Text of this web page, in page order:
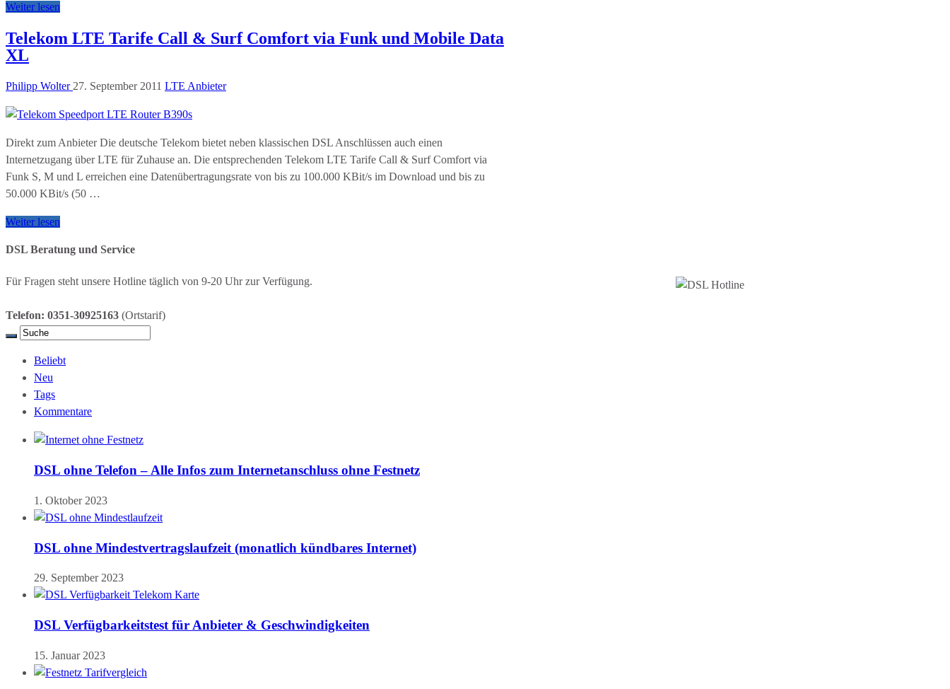
Weiter lesen
Telekom LTE Tarife Call & Surf Comfort via Funk und Mobile Data
XL
Philipp Wolter 27. September 2011 LTE Anbieter
Direkt zum Anbieter Die deutsche Telekom bietet neben klassischen DSL Anschlüssen auch einen
Internetzugang über LTE für Zuhause an. Die entsprechenden Telekom LTE Tarife Call & Surf Comfort via
Funk S, M und L erreichen eine Datenübertragungsrate von bis zu 100.000 KBit/s im Download und bis zu
50.000 KBit/s (50 …
Weiter lesen
DSL Beratung und Service
Für Fragen steht unsere Hotline täglich von 9-20 Uhr zur Verfügung.
Telefon: 0351-30925163 (Ortstarif)
Beliebt
Neu
Tags
Kommentare
DSL ohne Telefon – Alle Infos zum Internetanschluss ohne Festnetz
1. Oktober 2023
DSL ohne Mindestvertragslaufzeit (monatlich kündbares Internet)
29. September 2023
DSL Verfügbarkeitstest für Anbieter & Geschwindigkeiten
15. Januar 2023